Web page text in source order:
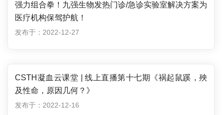
强力组合拳！九强生物发热门诊/急诊实验室解决方案为
医疗机构保驾护航！
发布于：2022-12-27
CSTH凝血云课堂 | 线上直播第十七期《祸起鼠蹊，殃
及性命，原因几何？》
发布于：2022-12-16